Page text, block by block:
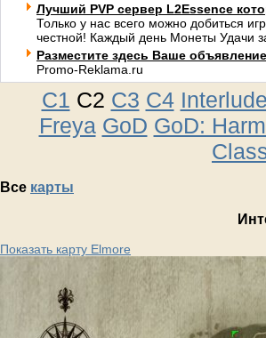
Лучший PVP сервер L2Essence
Только у нас всего можно добиться
честной! Каждый день Монеты Удачи
Разместите здесь Ваше
Promo-Reklama.ru
C1 C2 C3 C4 Interlude
Freya GoD GoD:
Все карты
Показать карту Elmore